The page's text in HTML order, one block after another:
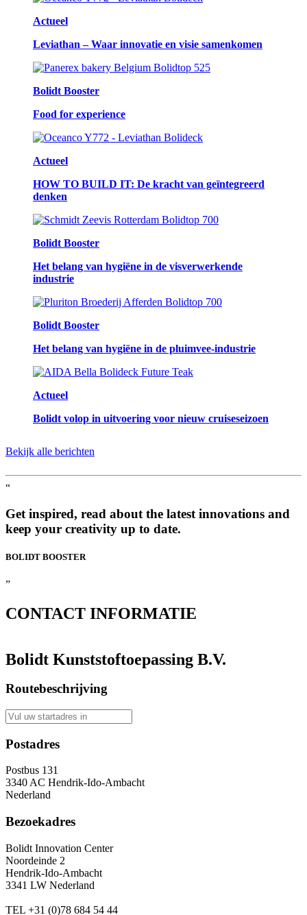
Actueel
Leviathan – Waar innovatie en visie samenkomen
Bolidt Booster
Food for experience
Actueel
HOW TO BUILD IT: De kracht van geïntegreerd
denken
Bolidt Booster
Het belang van hygiëne in de visverwerkende
industrie
Bolidt Booster
Het belang van hygiëne in de pluimvee-industrie
Actueel
Bolidt volop in uitvoering voor nieuw cruiseseizoen
Bekijk alle berichten
“
Get inspired, read about the latest innovations and
keep your creativity up to date.
BOLIDT BOOSTER
”
CONTACT INFORMATIE
Bolidt Kunststoftoepassing B.V.
Routebeschrijving
Postadres
Postbus 131
3340 AC Hendrik-Ido-Ambacht
Nederland
Bezoekadres
Bolidt Innovation Center
Noordeinde 2
Hendrik-Ido-Ambacht
3341 LW Nederland
TEL +31 (0)78 684 54 44